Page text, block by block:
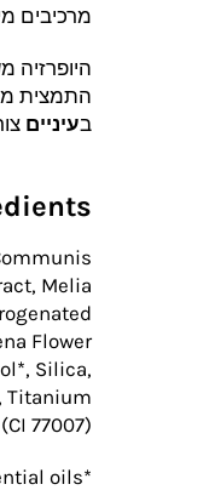
מרכיבים
התמצית
בעיניים
Melia
Flower
Silica,
Titanium
77007).
*from natural essential oils